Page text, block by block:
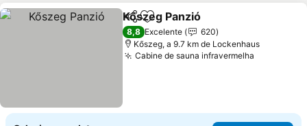
PartilharAdicionar aos favoritos
Kőszeg Panzió
8,8 Excelente
620
Kőszeg, a 9.7 km de Lockenhaus
Cabine de sauna infravermelha